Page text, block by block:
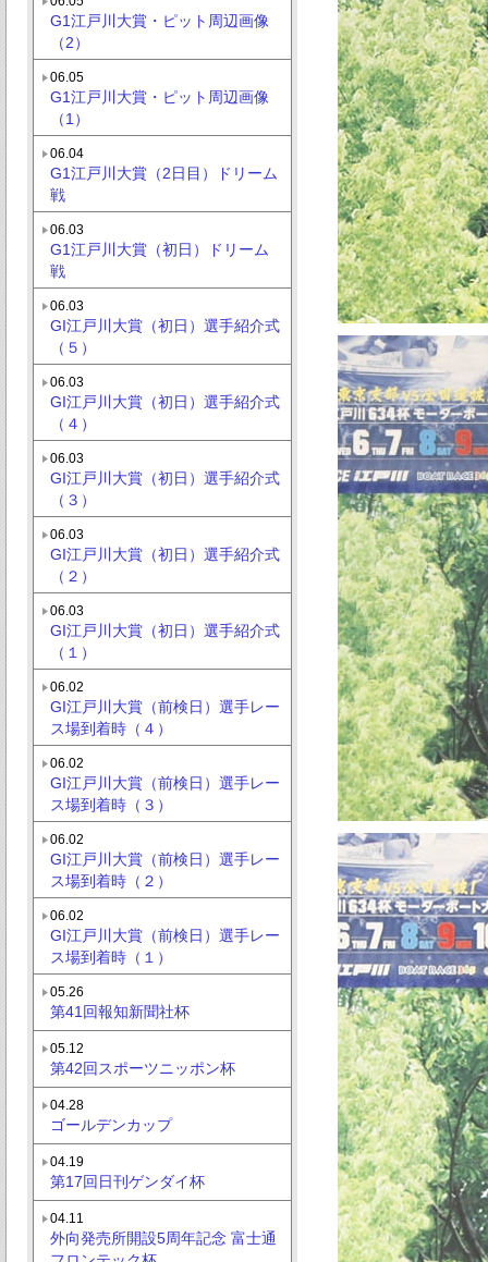
G1江戸川大賞・ピット周辺画像
（2）
06.05
G1江戸川大賞・ピット周辺画像
（1）
06.04
G1江戸川大賞（2日目）ドリーム
戦
06.03
G1江戸川大賞（初日）ドリーム
戦
06.03
GI江戸川大賞（初日）選手紹介式
（５）
06.03
GI江戸川大賞（初日）選手紹介式
（４）
06.03
GI江戸川大賞（初日）選手紹介式
（３）
06.03
GI江戸川大賞（初日）選手紹介式
（２）
06.03
GI江戸川大賞（初日）選手紹介式
（１）
06.02
GI江戸川大賞（前検日）選手レー
ス場到着時（４）
06.02
GI江戸川大賞（前検日）選手レー
ス場到着時（３）
06.02
GI江戸川大賞（前検日）選手レー
ス場到着時（２）
06.02
GI江戸川大賞（前検日）選手レー
ス場到着時（１）
05.26
第41回報知新聞社杯
05.12
第42回スポーツニッポン杯
04.28
ゴールデンカップ
04.19
第17回日刊ゲンダイ杯
04.11
外向発売所開設5周年記念 富士通
フロンテック杯